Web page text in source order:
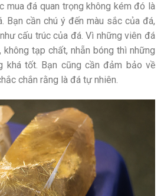
mua đá quan trọng không kém đó là
Bạn cần chú ý đến màu sắc của đá,
cấu trúc của đá. Vì những viên đá
tạp chất, nhẵn bóng thì những
khá tốt. Bạn cũng cần đảm bảo về
chắn rằng là đá tự nhiên.